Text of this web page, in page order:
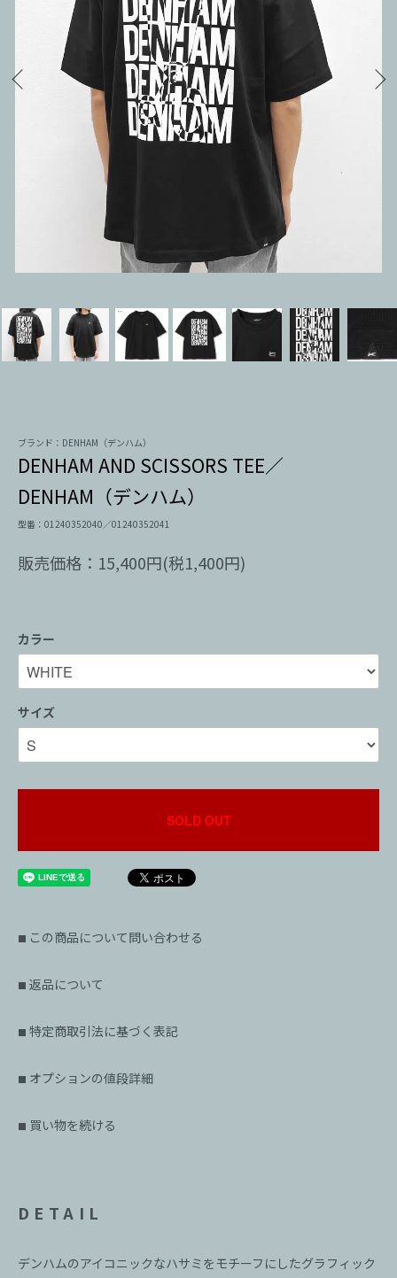
ブランド：DENHAM（デンハム）
DENHAM AND SCISSORS TEE／
DENHAM（デンハム）
型番：01240352040／01240352041
販売価格：15,400円(税1,400円)
カラー
サイズ
SOLD OUT
■ この商品について問い合わせる
■ 返品について
■ 特定商取引法に基づく表記
■ オプションの値段詳細
■ 買い物を続ける
DETAIL
デンハムのアイコニックなハサミをモチーフにしたグラフィック